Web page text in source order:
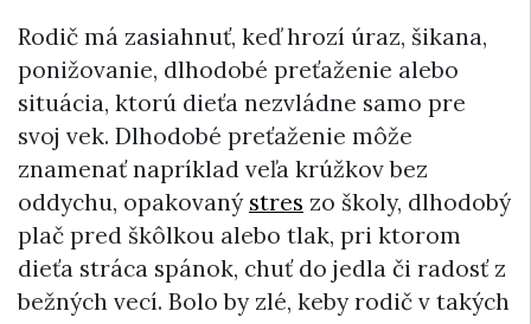
Rodič má zasiahnuť, keď hrozí úraz, šikana,
ponižovanie, dlhodobé preťaženie alebo
situácia, ktorú dieťa nezvládne samo pre
svoj vek. Dlhodobé preťaženie môže
znamenať napríklad veľa krúžkov bez
oddychu, opakovaný stres zo školy, dlhodobý
plač pred škôlkou alebo tlak, pri ktorom
dieťa stráca spánok, chuť do jedla či radosť z
bežných vecí. Bolo by zlé, keby rodič v takých